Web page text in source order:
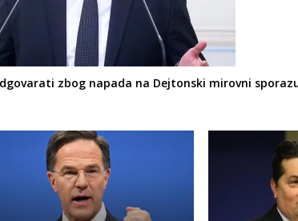
zbog napada na Dejtonski mirovni